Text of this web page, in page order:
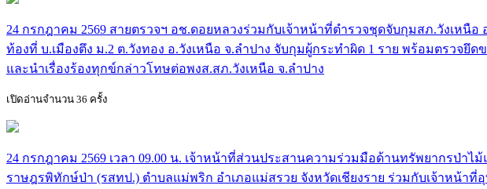
24 กรกฎาคม 2569 สายตรวจฯ อช.ดอยหลวงร่วมกับเจ้าหน้าที่ตำรวจชุดจับกุมสภ.วังเหนื
ท้องที่ บ.เมืองตึง ม.2 ต.วังทอง อ.วังเหนือ จ.ลำปาง จับกุมผู้กระทำผิด 1 ราย พร้อมตรวจ
และนำเรื่องร้องทุกข์กล่าวโทษต่อพงส.สภ.วังเหนือ จ.ลำปาง
เปิดอ่านจำนวน 36 ครั้ง
24 กรกฎาคม 2569 เวลา 09.00 น. เจ้าหน้าที่ส่วนประสานความร่วมมือด้านทรัพยากรป่า
ราษฎรพิทักษ์ป่า (รสทป.) ตำบลแม่พริก อำเภอแม่สรวย จังหวัดเชียงราย ร่วมกับเจ้าหน้า